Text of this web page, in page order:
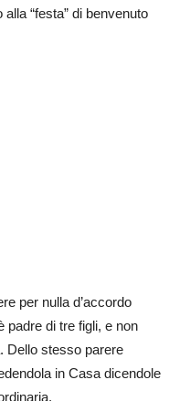
“festa” di benvenuto
per nulla d’accordo
padre di tre figli, e non
Dello stesso parere
in Casa dicendole